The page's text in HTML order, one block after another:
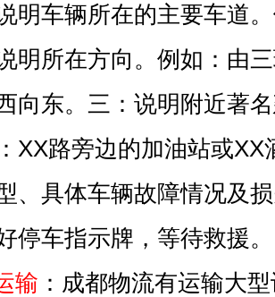
明车辆所在的主要车道
明所在方向。例如：由
向东。三：说明附近著
XX路旁边的加油站或
、具体车辆故障情况及
停车指示牌，等待救援。
输 ：成都物流有运输大